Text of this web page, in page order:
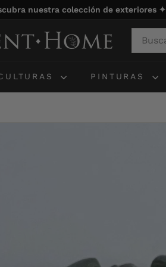
nuestra colección de exteriores ✦
Search
PINTURAS